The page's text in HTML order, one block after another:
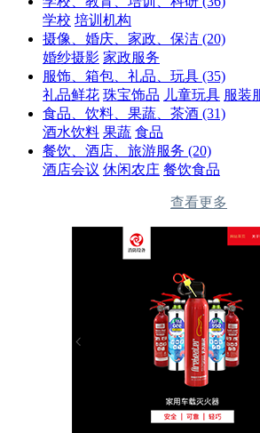
学校 培训机构
摄像、婚庆、家政、保洁 (20)
婚纱摄影 家政服务
服饰、箱包、礼品、玩具 (35)
礼品鲜花 珠宝饰品 儿童玩具 服装
食品、饮料、果蔬、茶酒 (31)
酒水饮料 果蔬 食品
餐饮、酒店、旅游服务 (20)
酒店会议 休闲农庄 餐饮食品
查看更多